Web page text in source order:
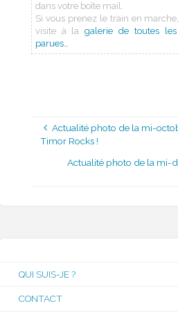
dans votre boîte mail.
Si vous prenez le train en
visite à lagalerie de toutes
parues…
Actualité photo de la mi-
Timor Rocks !
Actualité photo de la mi-
QUI SUIS-JE ?
CONTACT